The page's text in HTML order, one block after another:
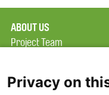
ABOUT US
Project Team
Terms of Use
Privacy on